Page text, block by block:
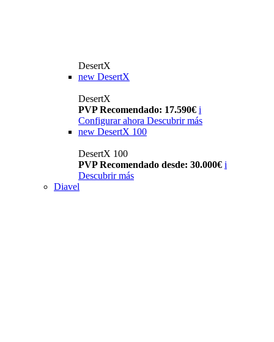
DesertX
new DesertX
DesertX
PVP Recomendado: 17.590€ i
Configurar ahora Descubrir más
new DesertX 100
DesertX 100
PVP Recomendado desde: 30.000€ i
Descubrir más
Diavel